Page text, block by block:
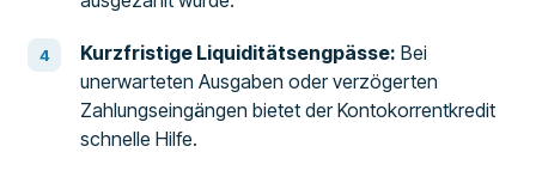
Kurzfristige Liquiditätsengpässe: Bei
unerwarteten Ausgaben oder verzögerten
Zahlungseingängen bietet der Kontokorrentkredit
schnelle Hilfe.